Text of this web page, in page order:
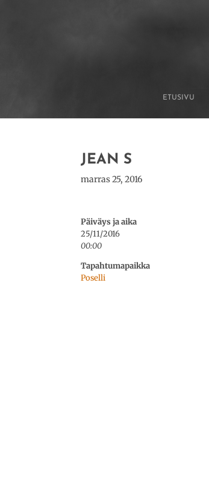
ETUSIVU
JEAN S
marras 25, 2016
Päiväys ja aika
25/11/2016
00:00
Tapahtumapaikka
Poselli